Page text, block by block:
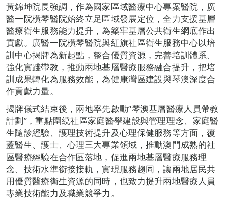
黃錦坤院長強調，作為國家區域醫療中心專案醫院，廣
醫一院橫琴醫院始終立足區域發展定位，全力支援基層
醫療衛生服務能力提升，為築牢基層公共衛生網底作出
貢獻。廣醫一院橫琴醫院與紅旗社區衛生服務中心以培
訓中心揭牌為新起點，整合優質資源，完善培訓體系、
強化實踐帶教，推動兩地基層醫療服務融合提升，把培
訓成果轉化為服務效能，為健康灣區建設與琴澳深度合
作貢獻力量。
揭牌儀式結束後，兩地率先啟動“琴澳基層醫療人員帶教
計劃”，重點圍繞社區家庭醫學建設與管理理念、家庭醫
生隨診經驗、護理技術提升及心理保健服務等方面，覆
蓋醫生、護士、心理三大專業領域，推動澳門成熟的社
區醫療經驗在合作區落地，促進兩地基層醫療服務理
念、技術水準銜接接軌，實現服務趨同，讓兩地居民共
用優質醫療衛生資源的同時，也致力提升兩地醫療人員
專業技術能力及職業競爭力。